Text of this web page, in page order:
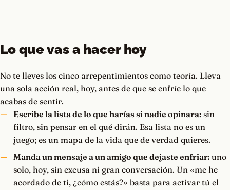
Lo que vas a hacer hoy
No te lleves los cinco arrepentimientos como teoría. Lleva
una sola acción real, hoy, antes de que se enfríe lo que
acabas de sentir.
Escribe la lista de lo que harías si nadie opinara:sin
filtro, sin pensar en el qué dirán. Esa lista no es un
juego; es un mapa de la vida que de verdad quieres.
Manda un mensaje a un amigo que dejaste enfriar:uno
solo, hoy, sin excusa ni gran conversación. Un «me he
acordado de ti, ¿cómo estás?» basta para activar tú el